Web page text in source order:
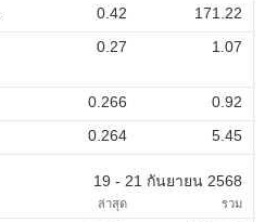
0.42
171.22
0.27 1.07
0.266
0.92
0.264 5.45
19 - 21 กันยายน 2568
ล่าสุด รวม